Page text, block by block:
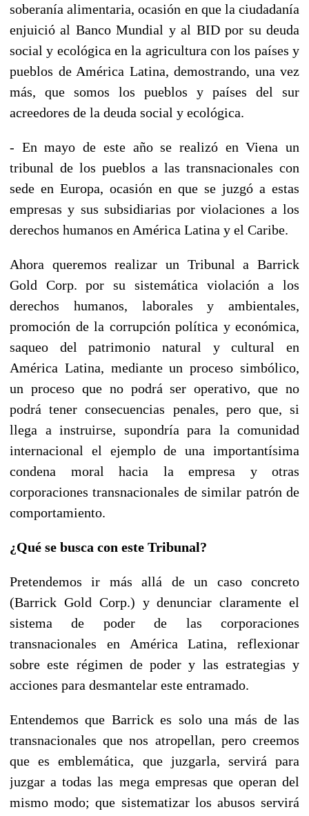
soberanía alimentaria, ocasión en que la ciudadanía
enjuició al Banco Mundial y al BID por su deuda
social y ecológica en la agricultura con los países y
pueblos de América Latina, demostrando, una vez
más, que somos los pueblos y países del sur
acreedores de la deuda social y ecológica.
- En mayo de este año se realizó en Viena un
tribunal de los pueblos a las transnacionales con
sede en Europa, ocasión en que se juzgó a estas
empresas y sus subsidiarias por violaciones a los
derechos humanos en América Latina y el Caribe.
Ahora queremos realizar un Tribunal a Barrick
Gold Corp. por su sistemática violación a los
derechos humanos, laborales y ambientales,
promoción de la corrupción política y económica,
saqueo del patrimonio natural y cultural en
América Latina, mediante un proceso simbólico,
un proceso que no podrá ser operativo, que no
podrá tener consecuencias penales, pero que, si
llega a instruirse, supondría para la comunidad
internacional el ejemplo de una importantísima
condena moral hacia la empresa y otras
corporaciones transnacionales de similar patrón de
comportamiento.
¿Qué se busca con este Tribunal?
Pretendemos ir más allá de un caso concreto
(Barrick Gold Corp.) y denunciar claramente el
sistema de poder de las corporaciones
transnacionales en América Latina, reflexionar
sobre este régimen de poder y las estrategias y
acciones para desmantelar este entramado.
Entendemos que Barrick es solo una más de las
transnacionales que nos atropellan, pero creemos
que es emblemática, que juzgarla, servirá para
juzgar a todas las mega empresas que operan del
mismo modo; que sistematizar los abusos servirá